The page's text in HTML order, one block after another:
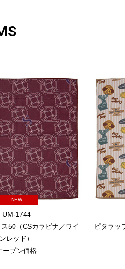
NEW
UM-1744
50（CSカラビナ／ワイ
ンレッド）
ープン価格
ピタラッ